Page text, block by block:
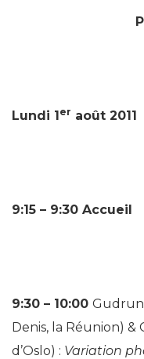
Lundi 1er août 2011
9:15 – 9:30
9:30 – 10:00 Gudrun
Denis, la Réunion)
d’Oslo) : Variation